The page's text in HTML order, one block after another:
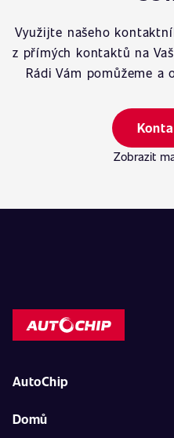
Využijte našeho
z přímých kontaktů na
Rádi Vám pomůžeme a
Zobrazit
AutoChip
Domů